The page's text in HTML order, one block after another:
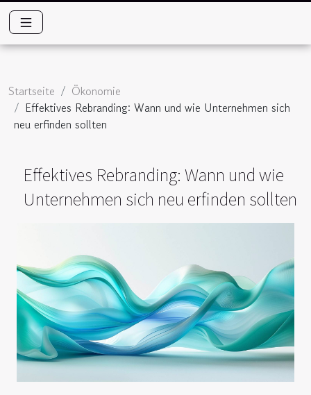
Startseite
Ökonomie
Effektives Rebranding: Wann und wie Unternehmen sich
neu erfinden sollten
Effektives Rebranding: Wann und wie
Unternehmen sich neu erfinden sollten